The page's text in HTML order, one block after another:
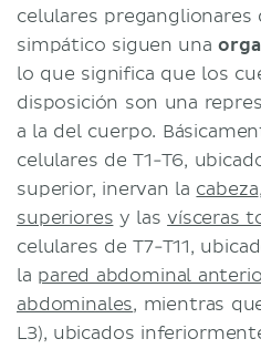
celulares
simpático siguen una
lo que significa que los
disposición son una
a la del cuerpo.
celulares de T1-T6,
superior, inervan la cabeza
superiores y lasvísceras
celulares de T7-T11,
la pared abdominal
abdominales, mientras
L3), ubicados